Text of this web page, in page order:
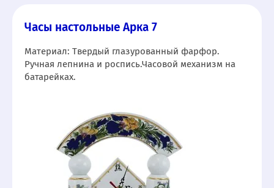
Часы настольные Арка 7
Материал: Твердый глазурованный фарфор.
Ручная лепнина и роспись.Часовой механизм на
батарейках.